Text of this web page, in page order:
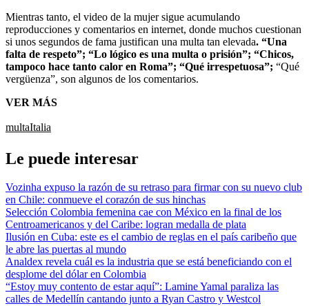
Mientras tanto, el video de la mujer sigue acumulando
reproducciones y comentarios en internet, donde muchos cuestionan
si unos segundos de fama justifican una multa tan elevada. “Una
falta de respeto”; “Lo lógico es una multa o prisión”; “Chicos,
tampoco hace tanto calor en Roma”; “Qué irrespetuosa”; “Qué
vergüenza”, son algunos de los comentarios.
VER MÁS
multaItalia
Le puede interesar
Vozinha expuso la razón de su retraso para firmar con su nuevo club
en Chile: conmueve el corazón de sus hinchas
Selección Colombia femenina cae con México en la final de los
Centroamericanos y del Caribe: logran medalla de plata
Ilusión en Cuba: este es el cambio de reglas en el país caribeño que
le abre las puertas al mundo
Analdex revela cuál es la industria que se está beneficiando con el
desplome del dólar en Colombia
“Estoy muy contento de estar aquí”: Lamine Yamal paraliza las
calles de Medellín cantando junto a Ryan Castro y Westcol